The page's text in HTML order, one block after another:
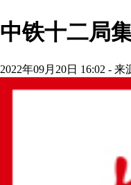
中铁十二局
2022年09月20日 16:02 -